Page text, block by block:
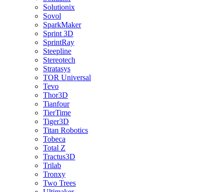
Solutionix
Sovol
SparkMaker
Sprint 3D
SprintRay
Steepline
Stereotech
Stratasys
TOR Universal
Tevo
Thor3D
Tianfour
TierTime
Tiger3D
Titan Robotics
Tobeca
Total Z
Tractus3D
Trilab
Tronxy
Two Trees